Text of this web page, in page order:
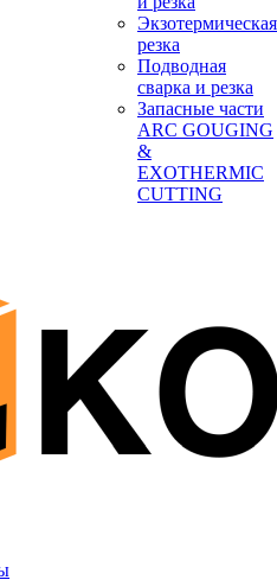
Экзотермическая
резка
Подводная
сварка и резка
Запасные части
ARC GOUGING
&
EXOTHERMIC
CUTTING